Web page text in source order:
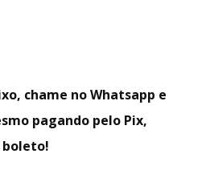
chame no Whatsapp e
pagando pelo Pix,